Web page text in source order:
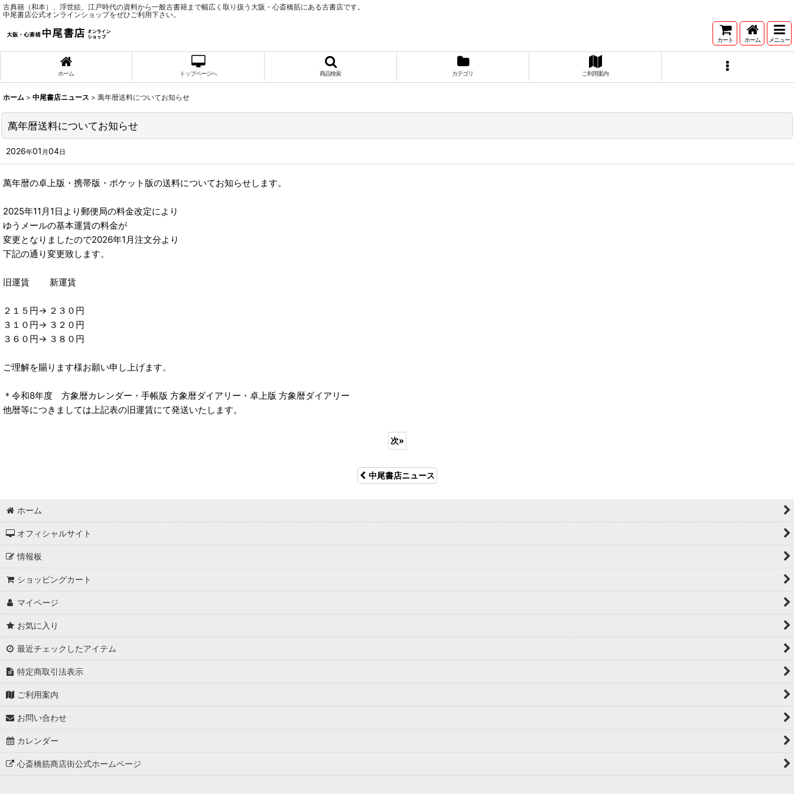
古典籍（和本）、浮世絵、江戸時代の資料から一般古書籍まで幅広く取り扱う大阪・心斎橋筋にある古書店です。
中尾書店公式オンラインショップをぜひご利用下さい。
カート ホーム メニュー
ホーム トップページへ 商品検索 カテゴリ ご利用案内
ホーム > 中尾書店ニュース > 萬年暦送料についてお知らせ
萬年暦送料についてお知らせ
2026年01 月04日
萬年暦の卓上版・携帯版・ポケット版の送料についてお知らせします。
2025年11月1日より郵便局の料金改定により
ゆうメールの基本運賃の料金が
変更となりましたので2026年1月注文分より
下記の通り変更致します。
旧運賃 新運賃
２１５円→ ２３０円
３１０円→ ３２０円
３６０円→ ３８０円
ご理解を賜ります様お願い申し上げます。
＊令和8年度 方象暦カレンダー・手帳版 方象暦ダイアリー・卓上版 方象暦ダイアリー
他暦等につきましては上記表の旧運賃にて発送いたします。
次»
中尾書店ニュース
ホーム
オフィシャルサイト
情報板
ショッピングカート
マイページ
お気に入り
最近チェックしたアイテム
特定商取引法表示
ご利用案内
お問い合わせ
カレンダー
心斎橋筋商店街公式ホームページ